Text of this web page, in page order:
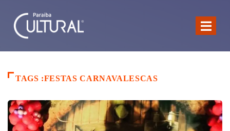
TAGS :FESTAS CARNAVALESCAS